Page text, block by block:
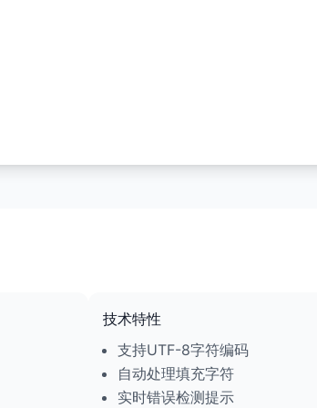
技术特性
支持UTF-8字符编码
自动处理填充字符
实时错误检测提示